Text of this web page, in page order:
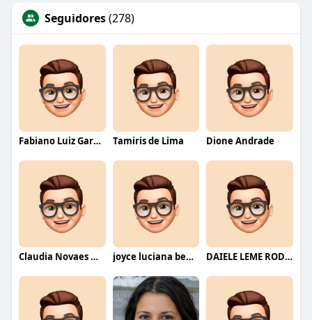
Seguidores(278)
Fabiano Luiz Garcia Tamiris de Lima Dione Andrade
Claudia Novaes Novaes joyce luciana bentini jesus DAIELE LEME RODRIGUES